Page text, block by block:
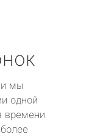
и мы
одной
времени